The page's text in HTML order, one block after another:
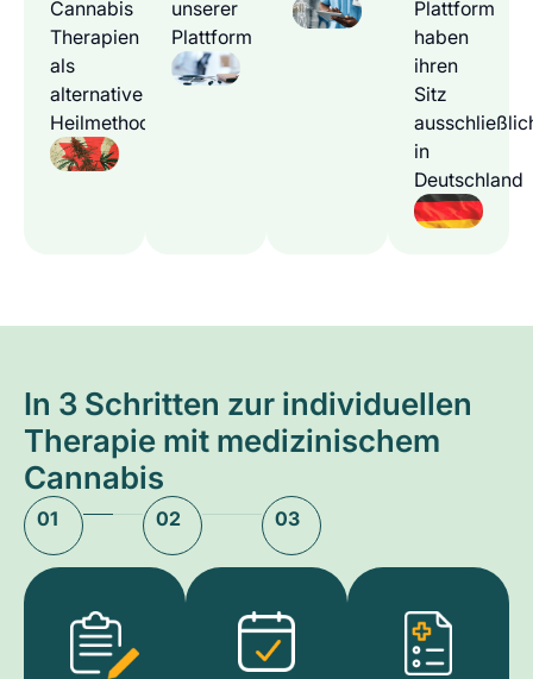
Cannabis
Therapien
als
alternative
Heilmethode
unserer
Plattform
Plattform
haben
ihren
Sitz
in
Deutschland
In 3 Schritten zur individuellen
Therapie mit medizinischem
Cannabis
01 02 03